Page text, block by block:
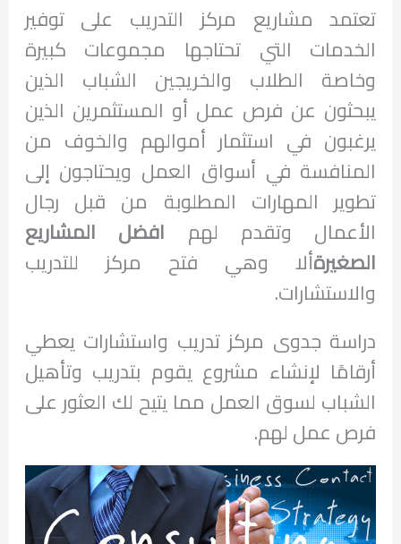
تعتمد مشاريع مركز التدريب على توفير
الخدمات التي تحتاجها مجموعات كبيرة
وخاصة الطلاب والخريجين الشباب الذين
يبحثون عن فرص عمل أو المستثمرين الذين
يرغبون في استثمار أموالهم والخوف من
المنافسة في أسواق العمل ويحتاجون إلى
تطوير المهارات المطلوبة من قبل رجال
الأعمال وتقدم لهم افضل المشاريع
الصغيرةألا وهي فتح مركز للتدريب
والاستشارات.
دراسة جدوى مركز تدريب واستشارات يعطي
أرقامًا لإنشاء مشروع يقوم بتدريب وتأهيل
الشباب لسوق العمل مما يتيح لك العثور على
فرص عمل لهم.